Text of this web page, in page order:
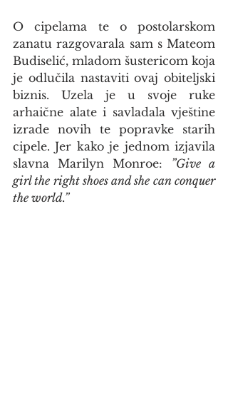
O cipelama te o postolarskom
zanatu razgovarala sam s Mateom
Budiselić, mladom šustericom koja
je odlučila nastaviti ovaj obiteljski
biznis. Uzela je u svoje ruke
arhaične alate i savladala vještine
izrade novih te popravke starih
cipele. Jer kako je jednom izjavila
slavna Marilyn Monroe: ”Give a
girl the right shoes and she can conquer
the world.”